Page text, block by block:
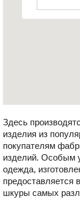
Здесь
изделия из
покупателям
изделий. Особым
одежда,
предоставляется
шкуры самых